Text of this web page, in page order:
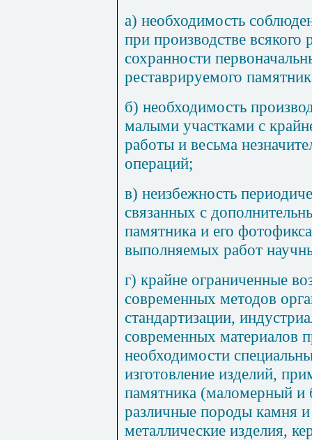
а) необходимость
при производстве всякого
сохранности
реставрируемого
б) необходимость
малыми участками с
работы и весьма
операций;
в) неизбежность
связанных с
памятника и его
выполняемых работ
г) крайне ограниченные
современных методов
стандартизации,
современных материалов
необходимости
изготовление изделий,
памятника (маломерный и
различные породы камня
металлические изделия,